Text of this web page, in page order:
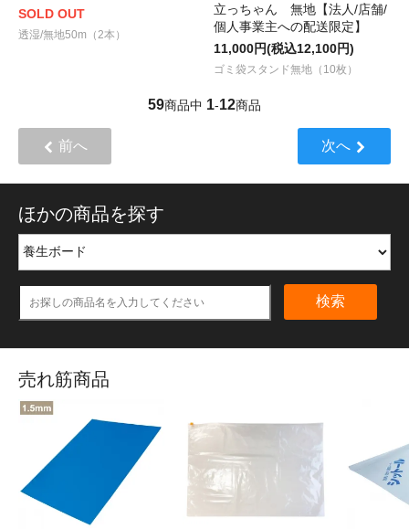
SOLD OUT
透湿/無地50m（2本）
立っちゃん 無地【法人/店舗/
個人事業主への配送限定】
11,000円(税込12,100円)
ゴミ袋スタンド無地（10枚）
59商品中 1-12商品
前へ 次へ
ほかの商品を探す
検索
売れ筋商品